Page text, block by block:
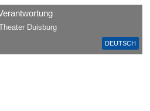
DEUTSCH
Duisburg